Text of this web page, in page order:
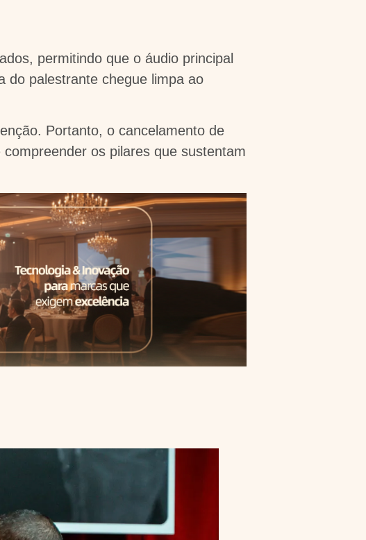
permitindo que o áudio principal
do palestrante chegue limpa ao
Portanto, o cancelamento de
os pilares que sustentam